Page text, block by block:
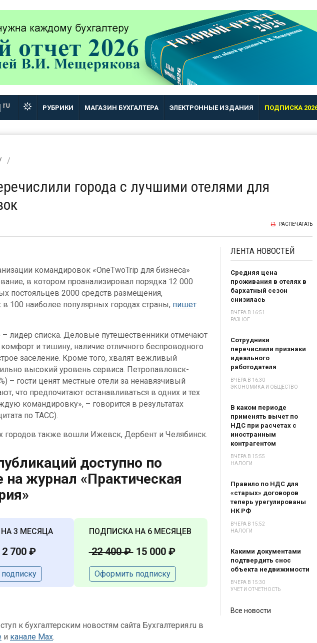
ru РУБРИКИ МАГАЗИН БУХГАЛТЕРА ЭЛЕКТРОННЫЕ ИЗДАНИЯ ПОДПИСКА
города с лучшими отелями для
РАСПЕЧАТАТЬ
командировок «OneTwoTrip для бизнеса»
в котором проанализировал порядка 12 000
постояльцев 2000 средств размещения,
100 наиболее популярных городах страны, пишет
– лидер списка. Деловые путешественники отмечают
комфорт и тишину, наличие отличного беспроводного
заселение. Кроме того, хвалят вежливый
высокий уровень сервиса. Петропавловск-
– гости ценят местные отели за ненавязчивый
что предпочитают останавливаться в одних и тех
командировку», – говорится в результатах
по ТАСС).
городов также вошли Ижевск, Дербент и Челябинск.
доступно по
на журнал «Практическая
3 МЕСЯЦА
2 700 ₽
ПОДПИСКА НА 6 МЕСЯЦЕВ
22 400 ₽15 000 ₽
Оформить подписку
к бухгалтерским новостям сайта Бухгалтерия.ru в
и канале Max.
ЛЕНТА НОВОСТЕЙ
Средняя цена
проживания в отелях в
бархатный сезон
снизилась
ВЧЕРА В 16:51
РАЗНОЕ
Сотрудники
перечислили признаки
идеального
работодателя
ВЧЕРА В 16:30
ЭКОНОМИКА И ОБЩЕСТВО
В каком периоде
применять вычет по
НДС при расчетах с
иностранным
контрагентом
ВЧЕРА В 15:55
НАЛОГИ
Правило по НДС для
«старых» договоров
теперь урегулированы
НК РФ
ВЧЕРА В 15:52
НАЛОГИ
Какими документами
подтвердить снос
объекта недвижимости
ВЧЕРА В 15:30
УЧЕТ И ОТЧЕТНОСТЬ
Все новости